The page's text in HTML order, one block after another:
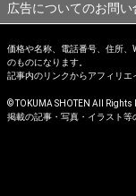
広告についてのお問い
価格や名称、電話番号、住所
のものになります。
記事内のリンクからアフィリエ
© TOKUMA SHOTEN All Rights
掲載の記事・写真・イラスト等